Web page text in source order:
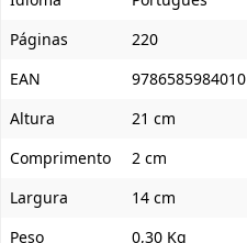
Páginas
220
EAN
9786585984010
Altura
21 cm
Comprimento
2 cm
Largura
14 cm
Peso
0,30 Kg